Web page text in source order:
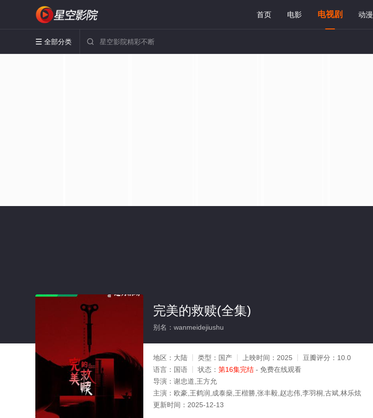
首页 电影 电视剧 动漫
 全部分类 
完美的救赎(全集)
别名：wanmeidejiushu
地区： 大陆 类型： 国产 上映时间： 2025 豆瓣评分： 10.0
语言： 国语 状态： 第16集完结 - 免费在线观看
导演： 谢忠道,王方允
主演： 欧豪,王鹤润,成泰燊,王楷勝,张丰毅,赵志伟,李羽桐,古斌,林乐炫
更新时间： 2025-12-13